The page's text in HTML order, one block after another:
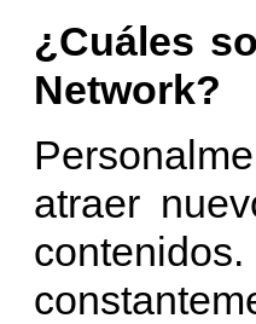
¿Cuáles
Network?
atraer